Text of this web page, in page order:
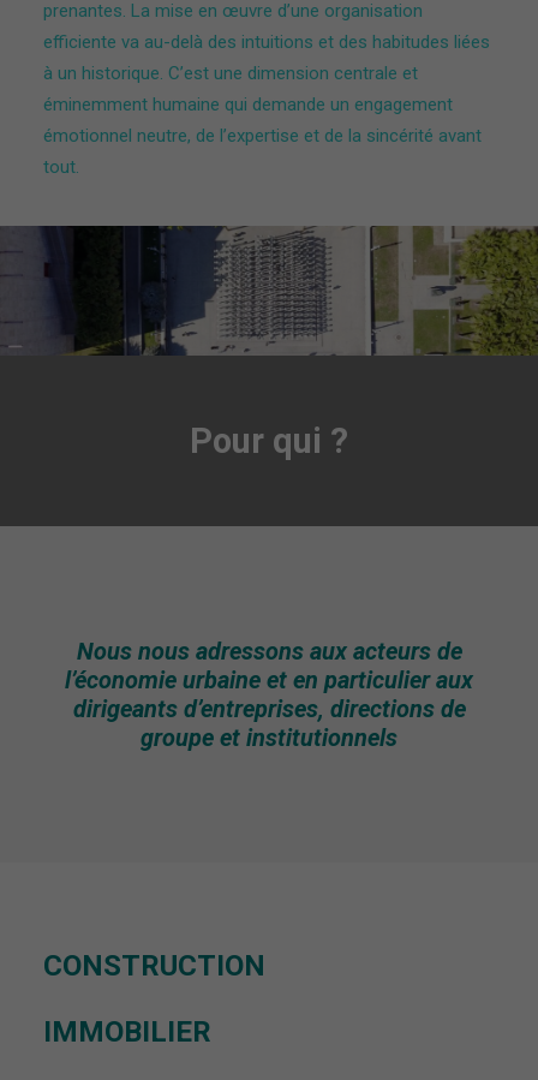
prenantes. La mise en œuvre d’une organisation
efficiente va au-delà des intuitions et des habitudes liées
à un historique. C’est une dimension centrale et
éminemment humaine qui demande un engagement
émotionnel neutre, de l’expertise et de la sincérité avant
tout.
Pour qui ?
Nous nous adressons aux acteurs de
l’économie urbaine et en particulier aux
dirigeants d’entreprises, directions de
groupe et institutionnels
CONSTRUCTION
IMMOBILIER